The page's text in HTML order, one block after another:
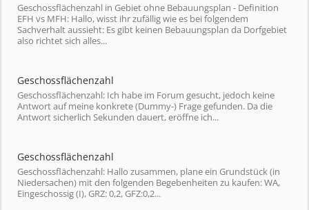
Geschossflächenzahl in Gebiet ohne Bebauungsplan - Definition
EFH vs MFH: Hallo, wisst ihr zufällig wie es bei folgendem
Sachverhalt aussieht: Es gibt keinen Bebauungsplan da Dorfgebiet
also richtet sich alles...
Geschossflächenzahl
Geschossflächenzahl: Ich habe im Forum gesucht, jedoch keine
Antwort auf meine konkrete (Dummy-) Frage gefunden. Da die
Antwort sicherlich Sekunden dauert, eröffne ich...
Geschossflächenzahl
Geschossflächenzahl: Hallo zusammen, plane ein Grundstück (in
Niedersachen) mit den folgenden Begebenheiten zu kaufen: WA,
Eingeschossig (I), GRZ: 0,2, GFZ:0,2...